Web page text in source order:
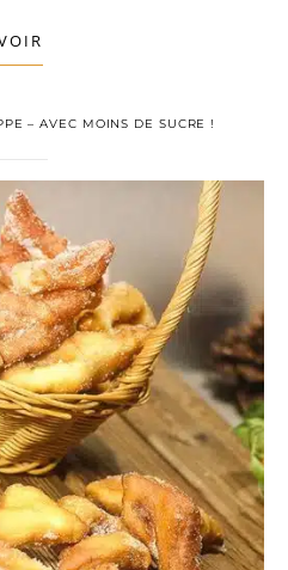
– AVEC MOINS DE SUCRE !